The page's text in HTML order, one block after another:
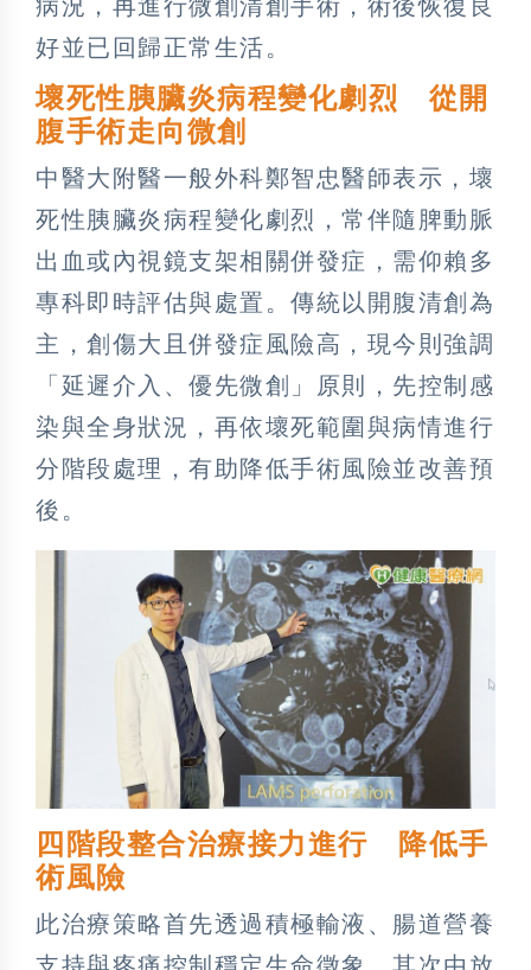
病況，再進行微創清創手術，術後恢復良
好並已回歸正常生活。
壞死性胰臟炎病程變化劇烈 從開
腹手術走向微創
中醫大附醫一般外科鄭智忠醫師表示，壞
死性胰臟炎病程變化劇烈，常伴隨脾動脈
出血或內視鏡支架相關併發症，需仰賴多
專科即時評估與處置。傳統以開腹清創為
主，創傷大且併發症風險高，現今則強調
「延遲介入、優先微創」原則，先控制感
染與全身狀況，再依壞死範圍與病情進行
分階段處理，有助降低手術風險並改善預
後。
四階段整合治療接力進行 降低手
術風險
此治療策略首先透過積極輸液、腸道營養